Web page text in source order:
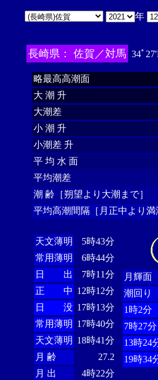
年
長崎県： 佐賀／対馬 34ﾟ
略最高高潮面
大 潮 升
大潮差
小 潮 升
小潮差 升
平 均 水 面
平均潮差
潮 齢［朔望より大潮まで］
平均高潮間隔［月正中より満
天文薄明
5時43分
常用薄明
6時44分
日 出
7時11分
正 中 12時12分
日 没 17時13分
常用薄明 17時40分
天文薄明 18時41分
月 齢
27.2
月 出
4時22分
月輝面
潮回り
1時2分
7時27分
13時24
19時34